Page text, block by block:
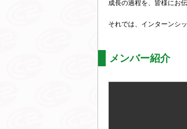
成長の過程を、皆様にお
それでは、インターンシ
メンバー紹介